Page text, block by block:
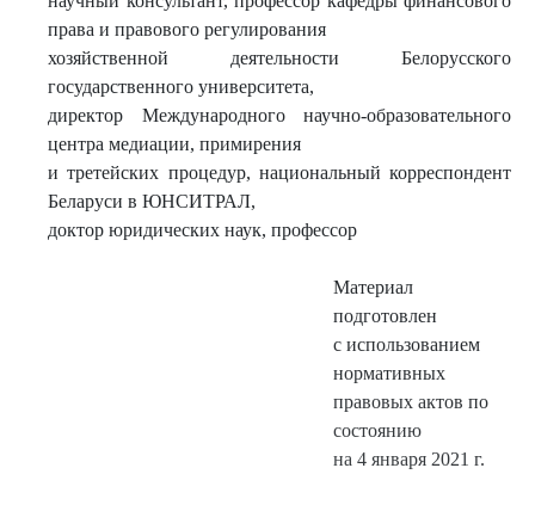
права и правового регулирования
хозяйственной деятельности Белорусского
государственного университета,
директор Международного научно-образовательного
центра медиации, примирения
и третейских процедур, национальный корреспондент
Беларуси в ЮНСИТРАЛ,
доктор юридических наук, профессор
Материал
подготовлен
с использованием
нормативных
правовых актов по
состоянию
на 4 января 2021 г.